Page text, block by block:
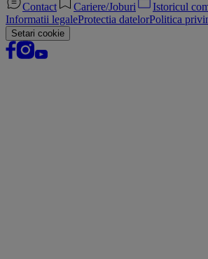
Contact Cariere/Joburi
Istoricul
Informatii legaleProtectia datelorPolitica
Setari cookie